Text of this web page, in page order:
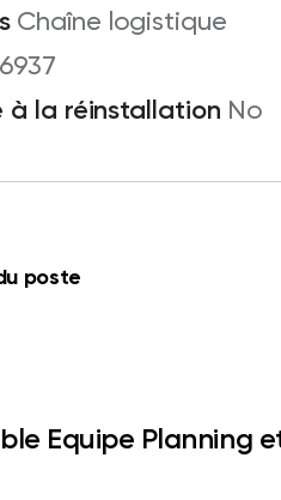
Chaîne logistique
No
poste
Equipe Planning